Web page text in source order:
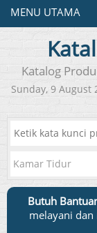
MENU UTAMA
Katalog
Sunday, 9 August
Butuh
melayani